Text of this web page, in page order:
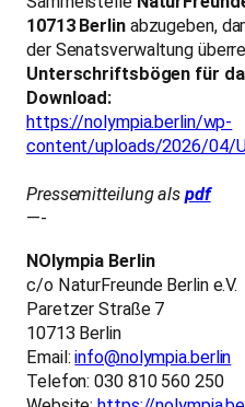
10713 Berlinabzugeben,
der Senatsverwaltung
Unterschriftsbögen für
Download:
https://nolympia.berlin/wp-
content/uploads/2026/04/
Pressemitteilung als pdf
—-
NOlympia Berlin
c/o NaturFreunde Berlin e.V.
Paretzer Straße 7
10713 Berlin
Email:info@nolympia.berlin
Telefon: 030 810 560 250